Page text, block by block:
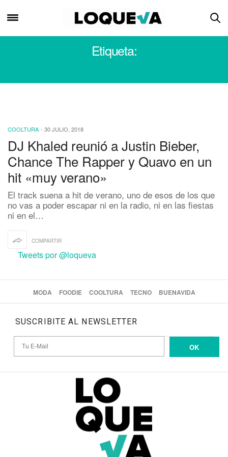
Etiqueta:
COOLTURA - 30 JULIO, 2018
DJ Khaled reunió a Justin Bieber,
Chance The Rapper y Quavo en un
hit «muy verano»
El track suena a hit de verano, uno de esos de los que
no vas a poder escapar ni en la radio, ni en las fiestas
ni en el…
COMPARTIR
Tweets por @loqueva
MODA FOODIE COOLTURA TECNO BUENAVIDA
SUSCRIBITE AL NEWSLETTER
OK